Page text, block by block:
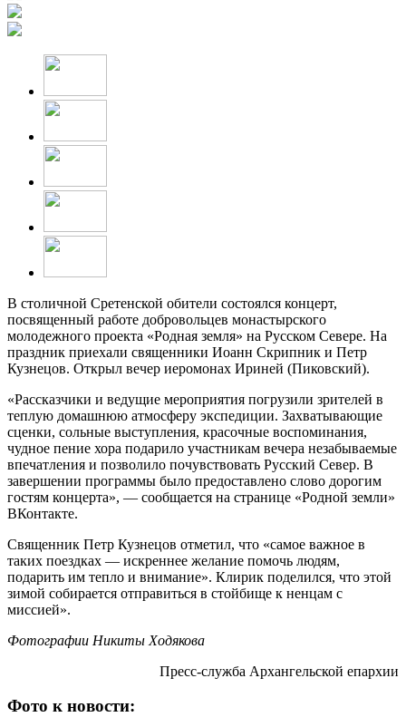
В столичной Сретенской обители состоялся концерт,
посвященный работе добровольцев монастырского
молодежного проекта «Родная земля» на Русском Севере. На
праздник приехали священники Иоанн Скрипник и Петр
Кузнецов. Открыл вечер иеромонах Ириней (Пиковский).
«Рассказчики и ведущие мероприятия погрузили зрителей в
теплую домашнюю атмосферу экспедиции. Захватывающие
сценки, сольные выступления, красочные воспоминания,
чудное пение хора подарило участникам вечера незабываемые
впечатления и позволило почувствовать Русский Север. В
завершении программы было предоставлено слово дорогим
гостям концерта», — сообщается на странице «Родной земли»
ВКонтакте.
Священник Петр Кузнецов отметил, что «самое важное в
таких поездках — искреннее желание помочь людям,
подарить им тепло и внимание». Клирик поделился, что этой
зимой собирается отправиться в стойбище к ненцам с
миссией».
Фотографии Никиты Ходякова
Пресс-служба Архангельской епархии
Фото к новости: